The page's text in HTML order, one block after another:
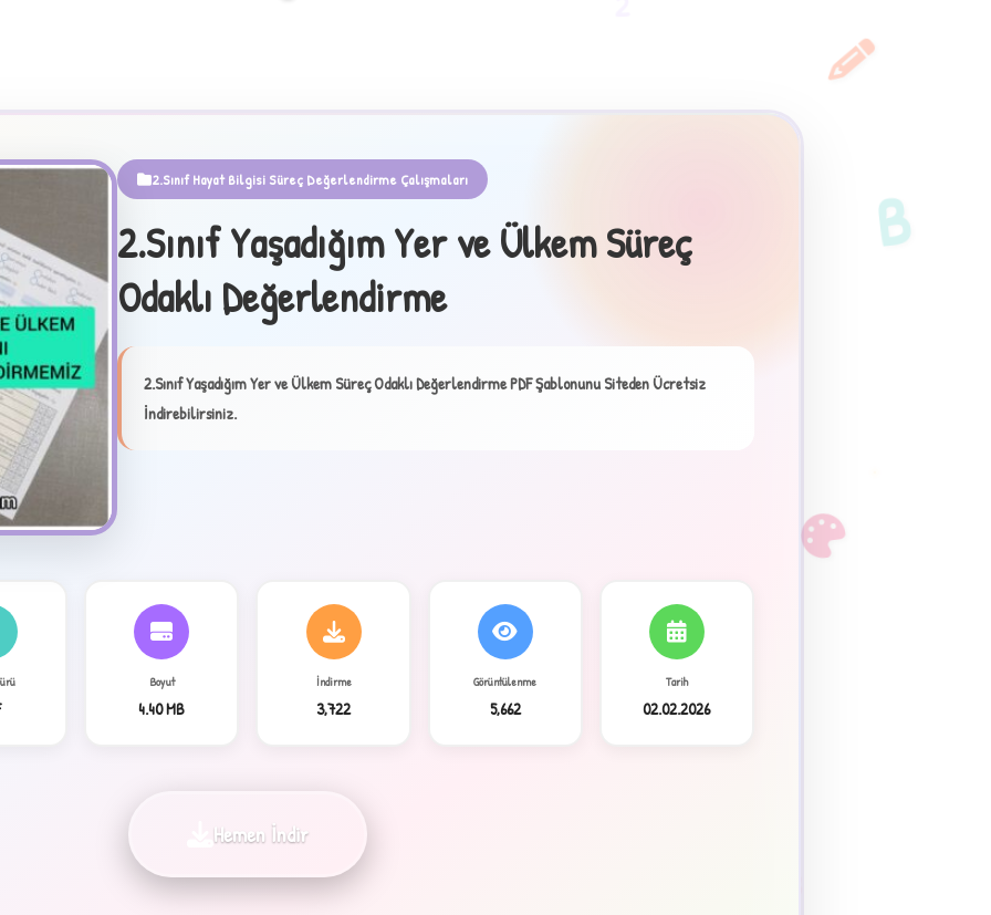
2.Sınıf Hayat Bilgisi Süreç Değerlendirme Çalışmaları
2.Sınıf Yaşadığım Yer ve Ülkem Süreç
Odaklı Değerlendirme
2.Sınıf Yaşadığım Yer ve Ülkem Süreç Odaklı Değerlendirme PDF Şablonunu Siteden Ücretsiz
İndirebilirsiniz.
Boyut
4.40 MB
İndirme
3,722
Görüntülenme
5,662
Tarih
02.02.2026
Hemen İndir
B